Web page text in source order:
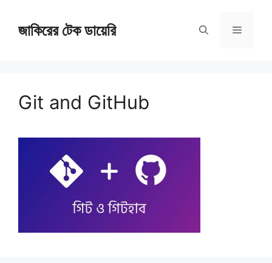
জাকিরের টেক ডায়েরি Menu
Git and GitHub